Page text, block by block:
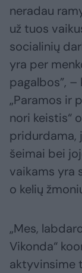
neradau
už tuos
socialinių
yra per
pagalbos”,
„Paramos ir
nori keistis“
pridurdama,
šeimai bei
vaikams yra
o kelių
„Mes,
Vikonda“
aktyvinsime